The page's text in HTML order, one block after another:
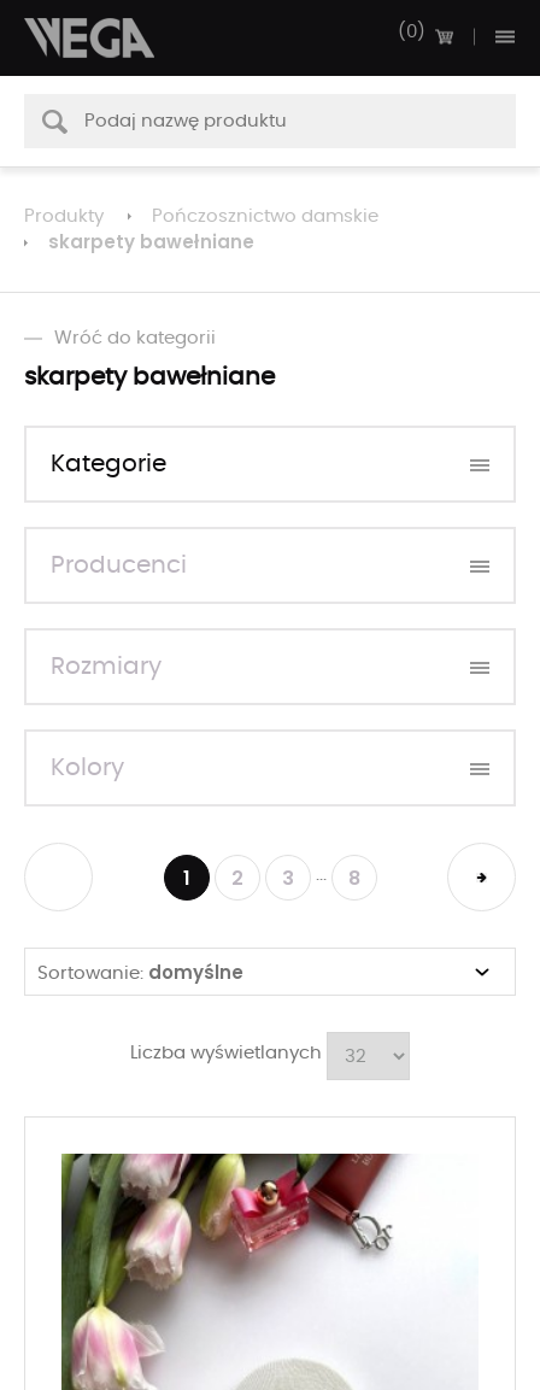
0
Produkty Pończosznictwo damskie
skarpety bawełniane
Wróć do kategorii
skarpety bawełniane
Kategorie
Producenci
Rozmiary
Kolory
1 2 3 8
Sortowanie: domyślne
Liczba wyświetlanych